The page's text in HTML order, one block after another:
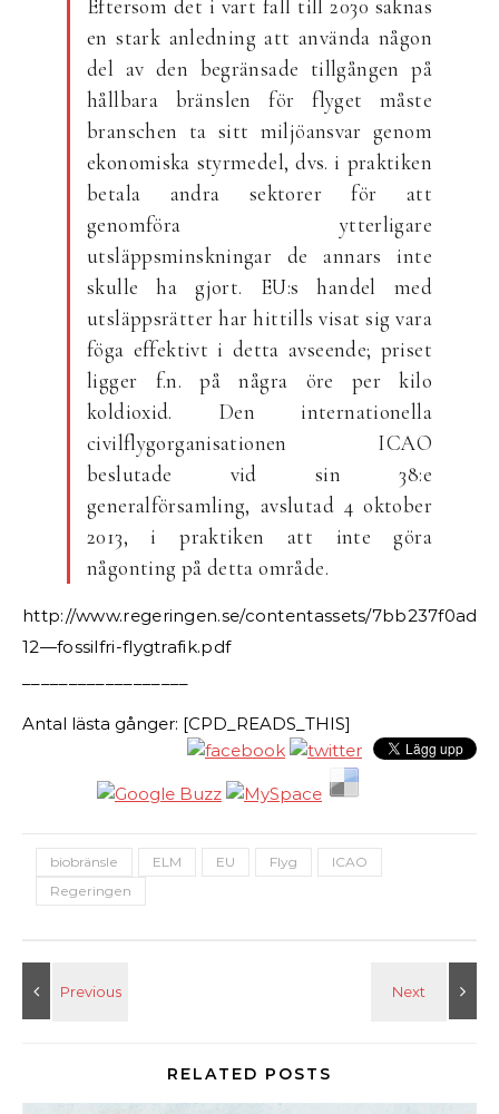
Eftersom det i vart fall till 2030 saknas
en stark anledning att använda någon
del av den begränsade tillgången på
hållbara bränslen för flyget måste
branschen ta sitt miljöansvar genom
ekonomiska styrmedel, dvs. i praktiken
betala andra sektorer för att
genomföra ytterligare
utsläppsminskningar de annars inte
skulle ha gjort. EU:s handel med
utsläppsrätter har hittills visat sig vara
föga effektivt i detta avseende; priset
ligger f.n. på några öre per kilo
koldioxid. Den internationella
civilflygorganisationen ICAO
beslutade vid sin 38:e
generalförsamling, avslutad 4 oktober
2013, i praktiken att inte göra
någonting på detta område.
http://www.regeringen.se/contentassets/
12—fossilfri-flygtrafik.pdf
Antal lästa gånger: [CPD_READS_THIS]
biobränsle ELM EU Flyg
ICAO
Regeringen
RELATED POSTS